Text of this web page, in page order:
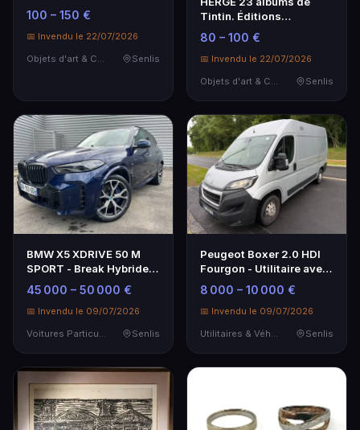
100 – 150 €
📅 Invendu le 22/07/2026
Senlis
Tintin. Éditions
CASTERMAN
80 – 100 €
📅 Invendu le 22/07/2026
Senlis
BMW X5 XDRIVE 50 M
SPORT - Break Hybride
État à Vérifier
45 000 – 50 000 €
📅 Invendu le 09/07/2026
Voitures Particulières
Senlis
Peugeot Boxer 2.0 HDI
Fourgon - Utilitaire avec
Problèmes Mécaniques
8 000 – 10 000 €
📅 Invendu le 09/07/2026
Utilitaires & Véhicules de Société
Senlis